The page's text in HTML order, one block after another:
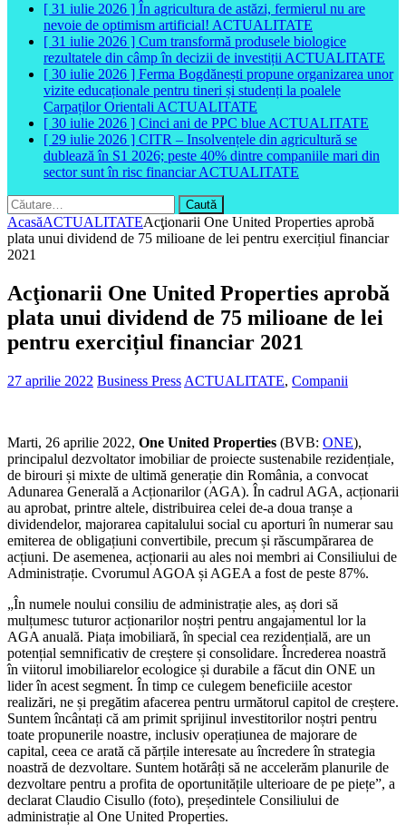
[ 31 iulie 2026 ] În agricultura de astăzi, fermierul nu are
nevoie de optimism artificial! ACTUALITATE
[ 31 iulie 2026 ] Cum transformă produsele biologice
rezultatele din câmp în decizii de investiții ACTUALITATE
[ 30 iulie 2026 ] Ferma Bogdănești propune organizarea unor
vizite educaționale pentru tineri și studenți la poalele
Carpaților Orientali ACTUALITATE
[ 30 iulie 2026 ] Cinci ani de PPC blue ACTUALITATE
[ 29 iulie 2026 ] CITR – Insolvențele din agricultură se
dublează în S1 2026; peste 40% dintre companiile mari din
sector sunt în risc financiarACTUALITATE
Caută
după:
AcasăACTUALITATEAcţionarii One United Properties aprobă
plata unui dividend de 75 milioane de lei pentru exercițiul financiar
2021
Acţionarii One United Properties aprobă
plata unui dividend de 75 milioane de lei
pentru exercițiul financiar 2021
27 aprilie 2022 Business Press ACTUALITATE, Companii
Marti, 26 aprilie 2022, One United Properties (BVB: ONE),
principalul dezvoltator imobiliar de proiecte sustenabile rezidențiale,
de birouri și mixte de ultimă generație din România, a convocat
Adunarea Generală a Acționarilor (AGA). În cadrul AGA, acționarii
au aprobat, printre altele, distribuirea celei de-a doua tranșe a
dividendelor, majorarea capitalului social cu aporturi în numerar sau
emiterea de obligațiuni convertibile, precum și răscumpărarea de
acțiuni. De asemenea, acționarii au ales noi membri ai Consiliului de
Administrație. Cvorumul AGOA și AGEA a fost de peste 87%.
„În numele noului consiliu de administrație ales, aș dori să
mulțumesc tuturor acționarilor noștri pentru angajamentul lor la
AGA anuală. Piața imobiliară, în special cea rezidențială, are un
potențial semnificativ de creștere și consolidare. Încrederea noastră
în viitorul imobiliarelor ecologice și durabile a făcut din ONE un
lider în acest segment. În timp ce culegem beneficiile acestor
realizări, ne și pregătim afacerea pentru următorul capitol de creștere.
Suntem încântați că am primit sprijinul investitorilor noștri pentru
toate propunerile noastre, inclusiv operațiunea de majorare de
capital, ceea ce arată că părțile interesate au încredere în strategia
noastră de dezvoltare. Suntem hotărâți să ne accelerăm planurile de
dezvoltare pentru a profita de oportunitățile ulterioare de pe piețe”, a
declarat Claudio Cisullo (foto), președintele Consiliului de
administrație al One United Properties.